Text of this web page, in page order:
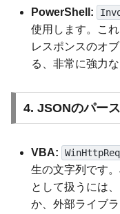
PowerShell:
使用します。こ
レスポンスのオ
る、非常に強力
4. JSONのパース
VBA:
生の文字列です
として扱うには
か、外部ライブ